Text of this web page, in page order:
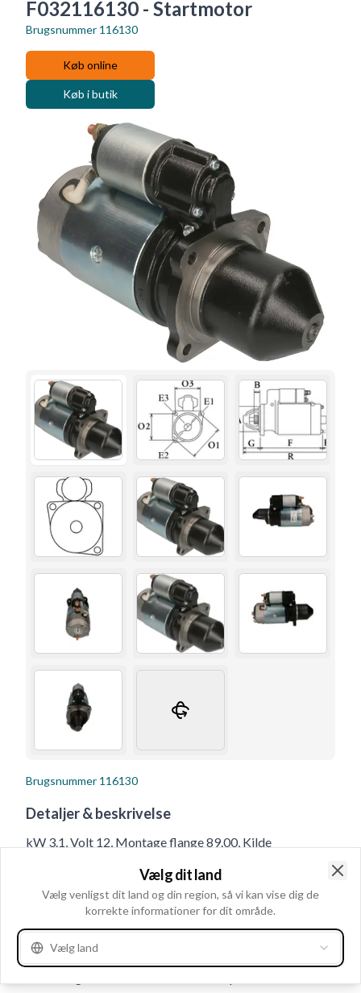
F032116130 - Startmotor
Brugsnummer 116130
Køb online
Køb i butik
Brugsnummer 116130
Detaljer & beskrivelse
kW 3.1, Volt 12, Montage flange 89.00, Kilde
Mont. hul 2 11.00, Afstand bag 227.00, Afstand 2 90.00,
Afstand 3 90.00, Drevafstand 48.00, Klemme 50 M4-
6.30, B+ M10, Rotation CR, B- M10, Antal mont. huller 3
(0), Gevindlængde 12.50, Afstand for 96.50,
Vælg dit land
Vælg venligst dit land og din region, så vi kan vise dig de
korrekte informationer for dit område.
Vælg land